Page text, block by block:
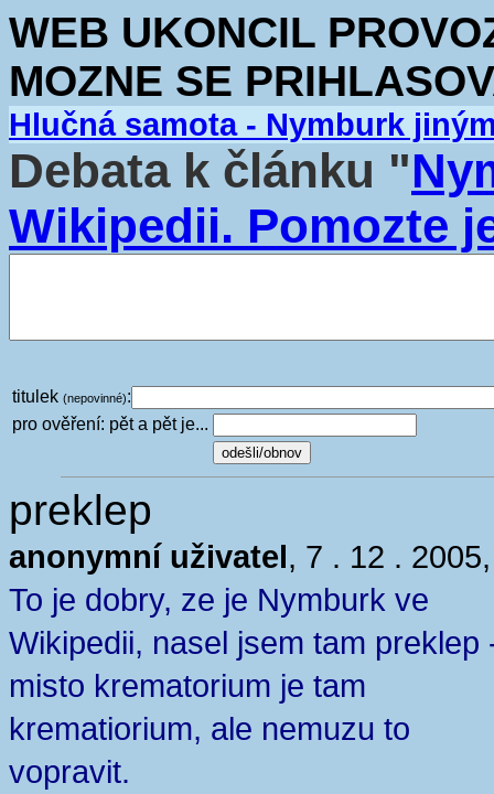
WEB UKONCIL
MOZNE SE
Hlučná samota - Nymburk
Debata k článku "
Wikipedii. Pomozte
titulek (nepovinné):
pro ověření: pět a pět je...
preklep
anonymní uživatel, 7 . 12 .
To je dobry, ze je Nymburk ve
Wikipedii, nasel jsem tam preklep
misto krematorium je tam
krematiorium, ale nemuzu to
vopravit.